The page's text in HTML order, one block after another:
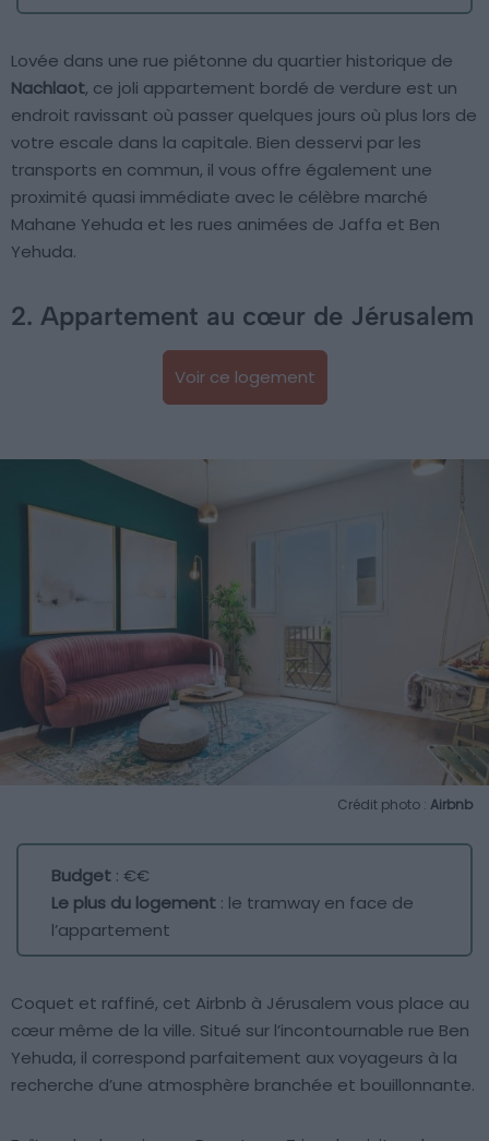
Lovée dans une rue piétonne du quartier historique de
Nachlaot, ce joli appartement bordé de verdure est un
endroit ravissant où passer quelques jours où plus lors de
votre escale dans la capitale. Bien desservi par les
transports en commun, il vous offre également une
proximité quasi immédiate avec le célèbre marché
Mahane Yehuda et les rues animées de Jaffa et Ben
Yehuda.
2. Appartement au cœur de Jérusalem
Voir ce logement
Crédit photo : Airbnb
Budget : €€
Le plus du logement : le tramway en face de
l’appartement
Coquet et raffiné, cet Airbnb à Jérusalem vous place au
cœur même de la ville. Situé sur l’incontournable rue Ben
Yehuda, il correspond parfaitement aux voyageurs à la
recherche d’une atmosphère branchée et bouillonnante.